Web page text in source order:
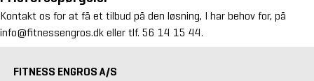
Kontakt os for at få et tilbud på den løsning, I har behov for, på
info@fitnessengros.dk eller tlf. 56 14 15 44.
FITNESS ENGROS A/S